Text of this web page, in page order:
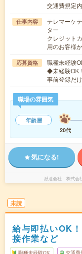
交通費規定
仕事内容
テレマーケ
ター
クレジット
用のお客様
応募資格
職種未経験
◆未経験OK
事前登録だ
職場の雰囲気
年齢層
20代
気になる!
派遣会社 株式会
未読
給与即払いOK
接作業など
職種未経験OK 交通費